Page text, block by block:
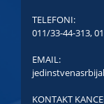
TELEFONI:
011/33-44-313,
EMAIL:
KONTAKT